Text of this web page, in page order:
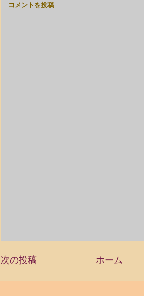
コメントを投稿
次の投稿 ホーム